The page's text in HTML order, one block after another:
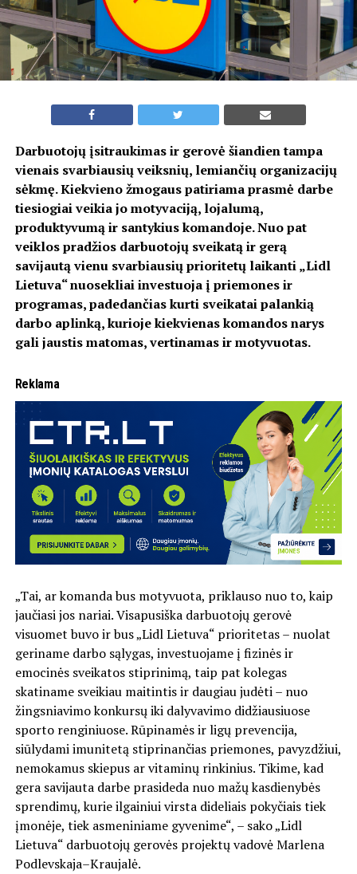
Darbuotojų įsitraukimas ir gerovė šiandien tampa
vienais svarbiausių veiksnių, lemiančių organizacijų
sėkmę. Kiekvieno žmogaus patiriama prasmė darbe
tiesiogiai veikia jo motyvaciją, lojalumą,
produktyvumą ir santykius komandoje. Nuo pat
veiklos pradžios darbuotojų sveikatą ir gerą
savijautą vienu svarbiausių prioritetų laikanti „Lidl
Lietuva“ nuosekliai investuoja į priemones ir
programas, padedančias kurti sveikatai palankią
darbo aplinką, kurioje kiekvienas komandos narys
gali jaustis matomas, vertinamas ir motyvuotas.
Reklama
„Tai, ar komanda bus motyvuota, priklauso nuo to, kaip
jaučiasi jos nariai. Visapusiška darbuotojų gerovė
visuomet buvo ir bus „Lidl Lietuva“ prioritetas – nuolat
geriname darbo sąlygas, investuojame į fizinės ir
emocinės sveikatos stiprinimą, taip pat kolegas
skatiname sveikiau maitintis ir daugiau judėti – nuo
žingsniavimo konkursų iki dalyvavimo didžiausiuose
sporto renginiuose. Rūpinamės ir ligų prevencija,
siūlydami imunitetą stiprinančias priemones, pavyzdžiui,
nemokamus skiepus ar vitaminų rinkinius. Tikime, kad
gera savijauta darbe prasideda nuo mažų kasdienybės
sprendimų, kurie ilgainiui virsta dideliais pokyčiais tiek
įmonėje, tiek asmeniniame gyvenime“, – sako „Lidl
Lietuva“ darbuotojų gerovės projektų vadovė Marlena
Podlevskaja–Kraujalė.